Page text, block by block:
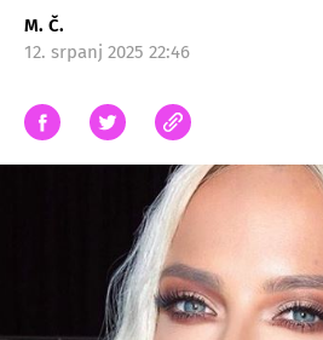
M. Č.
12. srpanj 2025 22:46